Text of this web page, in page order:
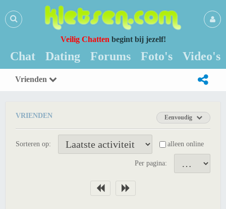
Veilig Chatten begint bij jezelf!
Chat Dating Forums Foto's Video's
Vrienden
VRIENDEN Eenvoudig
Sorteren op: alleen online
Per pagina: